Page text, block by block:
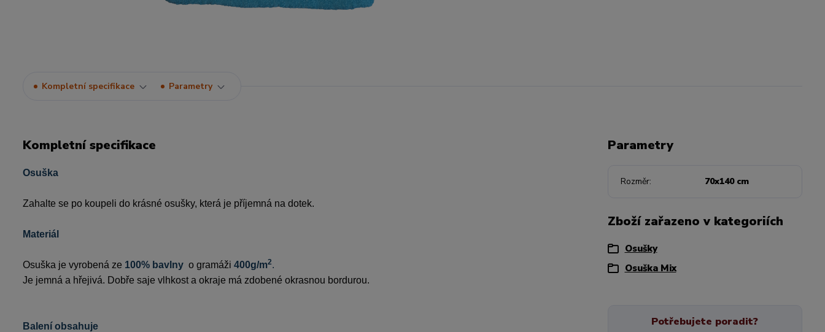
Kompletní specifikace Parametry
Kompletní specifikace
Osuška
Zahalte se po koupeli do krásné osušky, která je příjemná na dotek.
Materiál
Osuška je vyrobená ze 100% bavlny o gramáži 400g/m2.
Je jemná a hřejivá. Dobře saje vlhkost a okraje má zdobené okrasnou bordurou.
Balení obsahuje
Parametry
Rozměr 70x140 cm
Zboží zařazeno v kategoriích
Osušky
Osuška Mix
Potřebujete poradit?